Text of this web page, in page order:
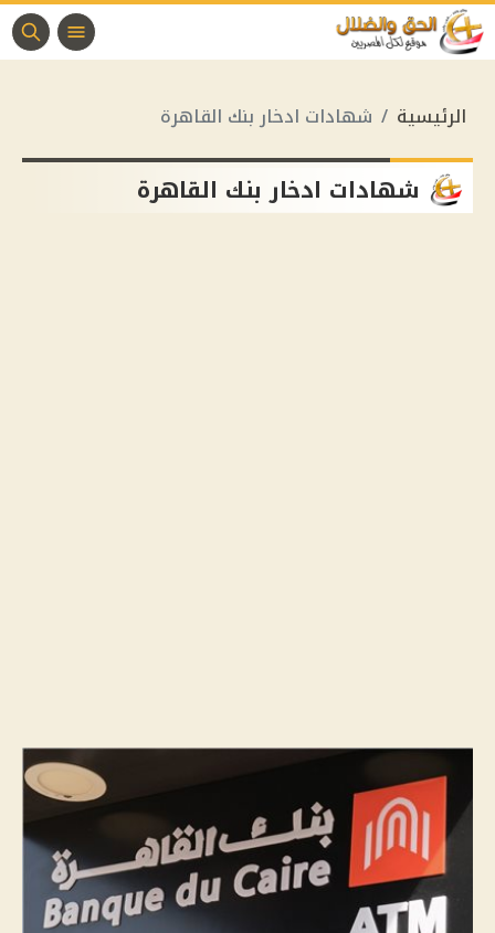
الرئيسية شهادات ادخار بنك القاهرة
شهادات ادخار بنك القاهرة